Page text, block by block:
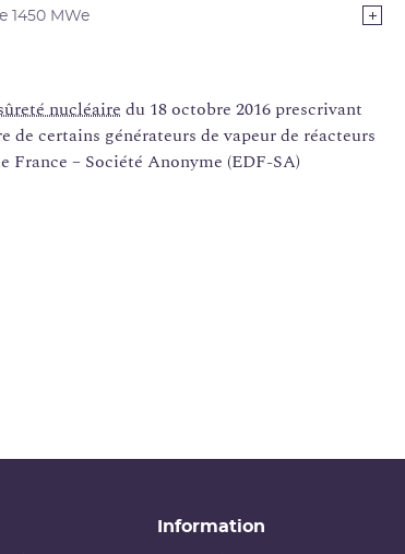
1450 MWe
nucléaire du 18 octobre 2016 prescrivant
certains générateurs de vapeur de réacteurs
– Société Anonyme (EDF-SA)
Information